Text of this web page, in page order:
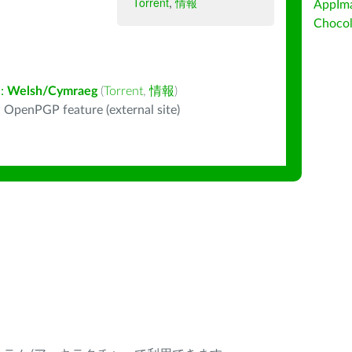
Welsh/Cymraeg (Torrent,情報)
feature (external site)